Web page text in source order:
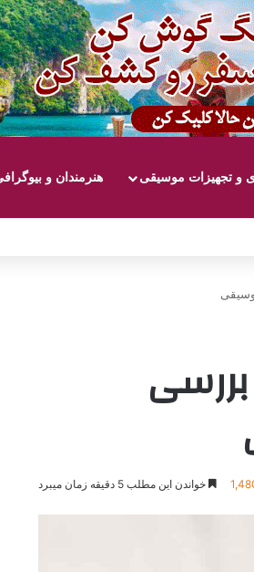
و تجهیزات موسیقی هنرمندان و
خواندن این مطلب 5 دقیقه زمان میبرد